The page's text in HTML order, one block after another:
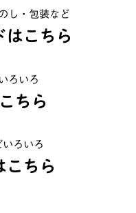
し・包装など
はこちら
ろいろ
ちら
ろいろ
こちら